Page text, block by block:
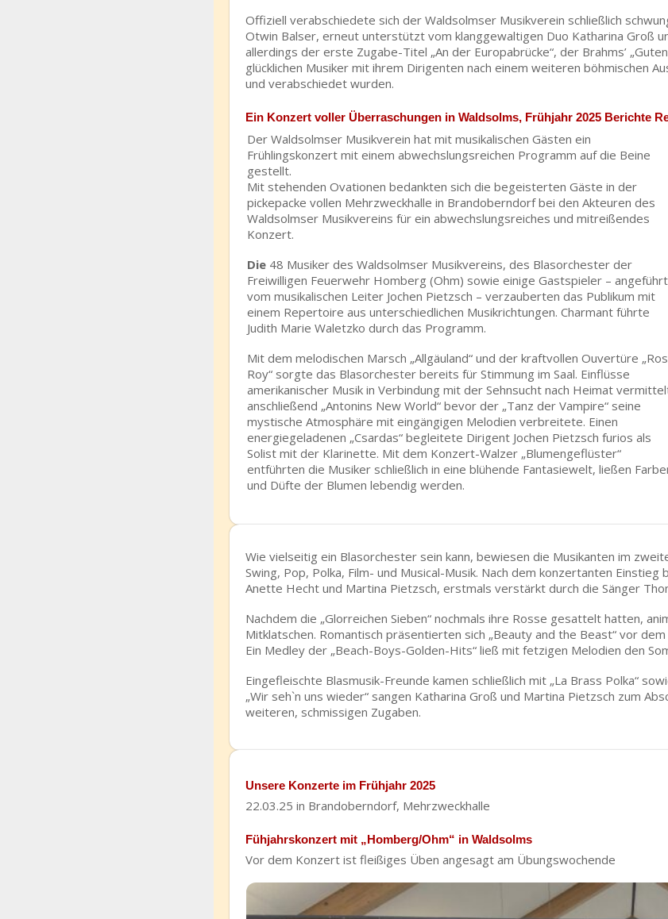
Offiziell verabschiedete sich der Waldsolmser Musikverein schließlich
Otwin Balser, erneut unterstützt vom klanggewaltigen Duo Katharina Groß
allerdings der erste Zugabe-Titel „An der Europabrücke“, der Brahms’
glücklichen Musiker mit ihrem Dirigenten nach einem weiteren böhmischen
und verabschiedet wurden.
Ein Konzert voller Überraschungen in Waldsolms, Frühjahr 2025 Berichte
Der Waldsolmser Musikverein hat mit musikalischen Gästen ein
Frühlingskonzert mit einem abwechslungsreichen Programm auf die Beine
gestellt.
Mit stehenden Ovationen bedankten sich die begeisterten Gäste in der
pickepacke vollen Mehrzweckhalle in Brandoberndorf bei den Akteuren des
Waldsolmser Musikvereins für ein abwechslungsreiches und mitreißendes
Konzert.
Die 48 Musiker des Waldsolmser Musikvereins, des Blasorchester der
Freiwilligen Feuerwehr Homberg (Ohm) sowie einige Gastspieler – angeführt
vom musikalischen Leiter Jochen Pietzsch – verzauberten das Publikum mit
einem Repertoire aus unterschiedlichen Musikrichtungen. Charmant führte
Judith Marie Waletzko durch das Programm.
Mit dem melodischen Marsch „Allgäuland“ und der kraftvollen Ouvertüre
Roy“ sorgte das Blasorchester bereits für Stimmung im Saal. Einflüsse
amerikanischer Musik in Verbindung mit der Sehnsucht nach Heimat
anschließend „Antonins New World“ bevor der „Tanz der Vampire“ seine
mystische Atmosphäre mit eingängigen Melodien verbreitete. Einen
energiegeladenen „Csardas“ begleitete Dirigent Jochen Pietzsch furios als
Solist mit der Klarinette. Mit dem Konzert-Walzer „Blumengeflüster“
entführten die Musiker schließlich in eine blühende Fantasiewelt, ließen
und Düfte der Blumen lebendig werden.
Wie vielseitig ein Blasorchester sein kann, bewiesen die Musikanten im
Swing, Pop, Polka, Film- und Musical-Musik. Nach dem konzertanten
Anette Hecht und Martina Pietzsch, erstmals verstärkt durch die Sänger
Nachdem die „Glorreichen Sieben“ nochmals ihre Rosse gesattelt hatten,
Mitklatschen. Romantisch präsentierten sich „Beauty and the Beast“ vor
Ein Medley der „Beach-Boys-Golden-Hits“ ließ mit fetzigen Melodien den
Eingefleischte Blasmusik-Freunde kamen schließlich mit „La Brass Polka“
„Wir seh`n uns wieder“ sangen Katharina Groß und Martina Pietzsch zum
weiteren, schmissigen Zugaben.
Unsere Konzerte im Frühjahr 2025
22.03.25 in Brandoberndorf, Mehrzweckhalle
Fühjahrskonzert mit „Homberg/Ohm“ in Waldsolms
Vor dem Konzert ist fleißiges Üben angesagt am Übungswochende